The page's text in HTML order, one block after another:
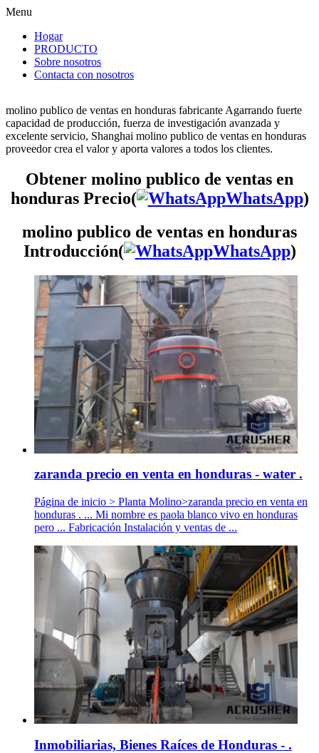
Menu
Hogar
PRODUCTO
Sobre nosotros
Contacta con nosotros
molino publico de ventas en honduras fabricante Agarrando fuerte
capacidad de producción, fuerza de investigación avanzada y
excelente servicio, Shanghai molino publico de ventas en honduras
proveedor crea el valor y aporta valores a todos los clientes.
Obtener molino publico de ventas en
honduras Precio(
WhatsApp)
molino publico de ventas en honduras
Introducción(
WhatsApp)
zaranda precio en venta en honduras - water .
Página de inicio > Planta Molino>zaranda precio en venta en
honduras . ... Mi nombre es paola blanco vivo en honduras
pero ... Fabricación Instalación y ventas de ...
Inmobiliarias, Bienes Raíces de Honduras - .